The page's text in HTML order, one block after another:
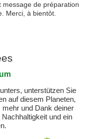
de préparation
Merci, à bientôt.
unterstützen Sie
auf diesem Planeten,
und Dank deiner
und ein